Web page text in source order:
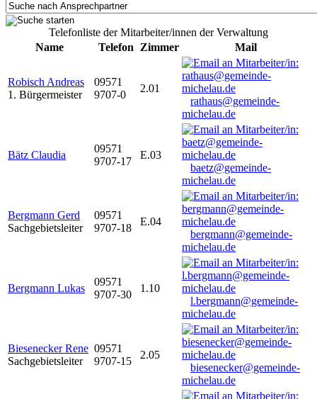
Telefonliste der Mitarbeiter/innen der Verwaltung
Name
Telefon Zimmer Mail
Robisch Andreas
1. Bürgermeister
09571
9707-0
2.01
rathaus@gemeinde-
michelau.de
Bätz Claudia
09571
9707-17
E.03
baetz@gemeinde-
michelau.de
Bergmann Gerd
Sachgebietsleiter
09571
9707-18
E.04
bergmann@gemeinde-
michelau.de
Bergmann Lukas
09571
9707-30
1.10
l.bergmann@gemeinde-
michelau.de
Biesenecker Rene
Sachgebietsleiter
09571
9707-15
2.05
biesenecker@gemeinde-
michelau.de